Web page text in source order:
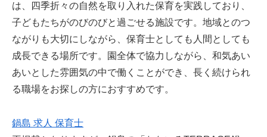
は、四季折々の自然を取り入れた保育を実践しており、
子どもたちがのびのびと過ごせる施設です。地域とのつ
ながりも大切にしながら、保育士としても人間としても
成長できる場所です。園全体で協力しながら、和気あい
あいとした雰囲気の中で働くことができ、長く続けられ
る職場をお探しの方におすすめです。
鍋島 求人 保育士